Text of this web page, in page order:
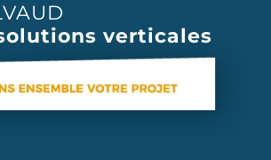
verticales